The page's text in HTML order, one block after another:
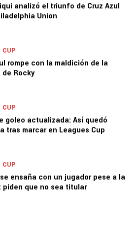
analizó el triunfo de Cruz Azul
Union
CUP
rompe con la maldición de la
Rocky
CUP
goleo actualizada: Así quedó
tras marcar en Leagues Cup
CUP
ensaña con un jugador pese a la
piden que no sea titular